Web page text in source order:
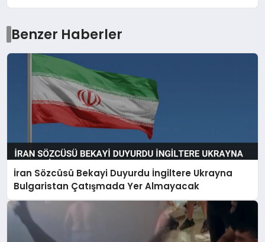
Benzer Haberler
İran Sözcüsü Bekayi Duyurdu İngiltere Ukrayna
Bulgaristan Çatışmada Yer Almayacak